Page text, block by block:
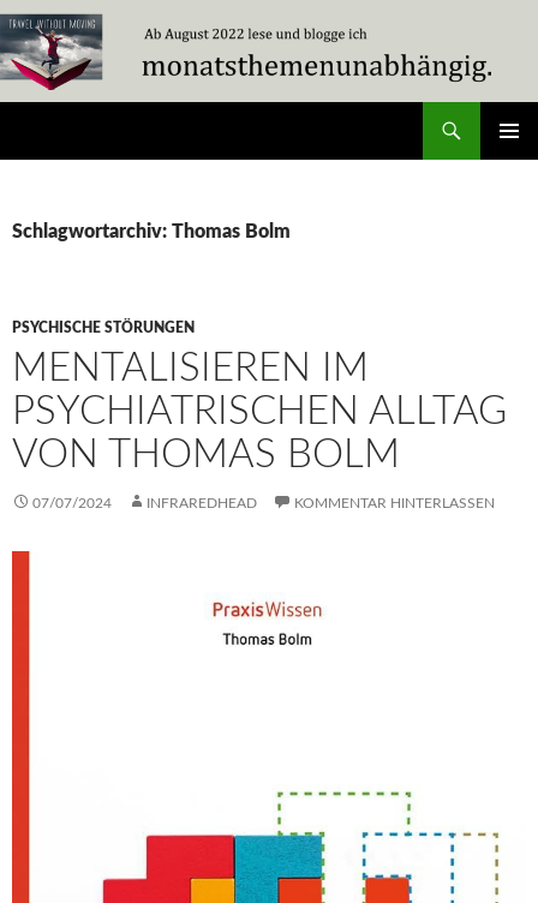
Zum
Inhalt
springen
Schlagwortarchiv: Thomas Bolm
PSYCHISCHE STÖRUNGEN
MENTALISIEREN IM
PSYCHIATRISCHEN ALLTAG
VON THOMAS BOLM
07/07/2024 INFRAREDHEAD KOMMENTAR HINTERLASSEN